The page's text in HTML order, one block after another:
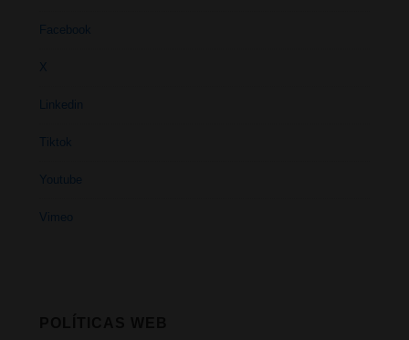
Facebook
X
Linkedin
Tiktok
Youtube
Vimeo